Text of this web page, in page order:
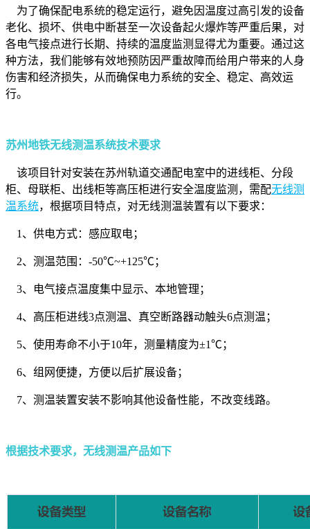
为了确保配电系统的稳定运行，避免因温度过高引发的设备
老化、损坏、供电中断甚至一次设备起火爆炸等严重后果，对
各电气接点进行长期、持续的温度监测显得尤为重要。通过这
种方法，我们能够有效地预防因严重故障而给用户带来的人身
伤害和经济损失，从而确保电力系统的安全、稳定、高效运
行。
苏州地铁无线测温系统技术要求
该项目针对安装在苏州轨道交通配电室中的进线柜、分段
柜、母联柜、出线柜等高压柜进行安全温度监测，需配无线测
温系统，根据项目特点，对无线测温装置有以下要求：
1、供电方式：感应取电；
2、测温范围：-50℃~+125℃；
3、电气接点温度集中显示、本地管理；
4、高压柜进线3点测温、真空断路器动触头6点测温；
5、使用寿命不小于10年，测量精度为±1℃；
6、组网便捷，方便以后扩展设备；
7、测温装置安装不影响其他设备性能，不改变线路。
根据技术要求，无线测温产品如下